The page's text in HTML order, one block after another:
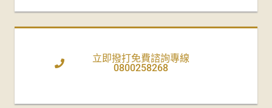
立即撥打免費諮詢專線
0800258268